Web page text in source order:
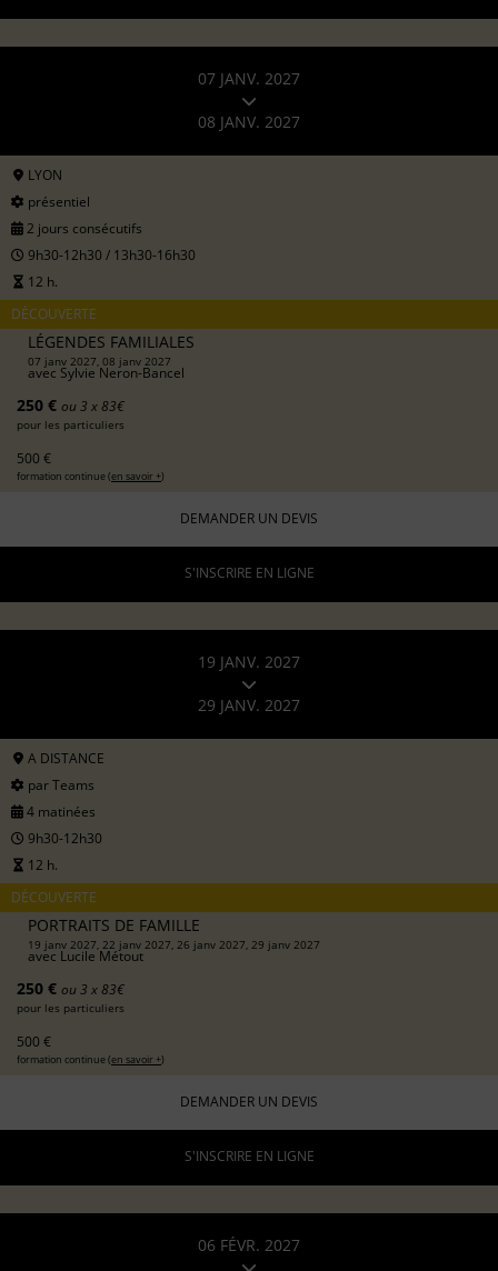
07 JANV. 2027
08 JANV. 2027
LYON
présentiel
2 jours consécutifs
9h30-12h30 / 13h30-16h30
12 h.
DÉCOUVERTE
LÉGENDES FAMILIALES
07 janv 2027, 08 janv 2027
avec Sylvie Neron-Bancel
250 € ou 3 x 83€
pour les particuliers
500 €
formation continue (en savoir +)
DEMANDER UN DEVIS
S'INSCRIRE EN LIGNE
19 JANV. 2027
29 JANV. 2027
A DISTANCE
par Teams
4 matinées
9h30-12h30
12 h.
DÉCOUVERTE
PORTRAITS DE FAMILLE
19 janv 2027, 22 janv 2027, 26 janv 2027, 29 janv 2027
avec Lucile Métout
250 € ou 3 x 83€
pour les particuliers
500 €
formation continue (en savoir +)
DEMANDER UN DEVIS
S'INSCRIRE EN LIGNE
06 FÉVR. 2027